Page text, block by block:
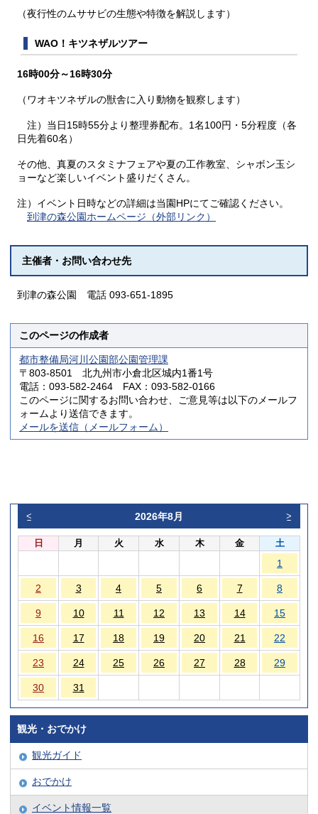
2026年8月
< >
日 月 火 水 木 金 土
1
2 3 4 5 6 7 8
9 10 11 12 13 14 15
16 17 18 19 20 21 22
23 24 25 26 27 28 29
30 31
（夜行性のムササビの生態や特徴を解説します）
WAO！キツネザルツアー
16時00分～16時30分
（ワオキツネザルの獣舎に入り動物を観察します）
注）当日15時55分より整理券配布。1名100円・5分程度（各
日先着60名）
その他、真夏のスタミナフェアや夏の工作教室、シャボン玉シ
ョーなど楽しいイベント盛りだくさん。
注）イベント日時などの詳細は当園HPにてご確認ください。
到津の森公園ホームページ（外部リンク）
主催者・お問い合わせ先
到津の森公園 電話 093-651-1895
このページの作成者
都市整備局河川公園部公園管理課
〒803-8501 北九州市小倉北区城内1番1号
電話：093-582-2464 FAX：093-582-0166
このページに関するお問い合わせ、ご意見等は以下のメールフ
ォームより送信できます。
メールを送信（メールフォーム）
観光・おでかけ
観光ガイド
おでかけ
イベント情報一覧